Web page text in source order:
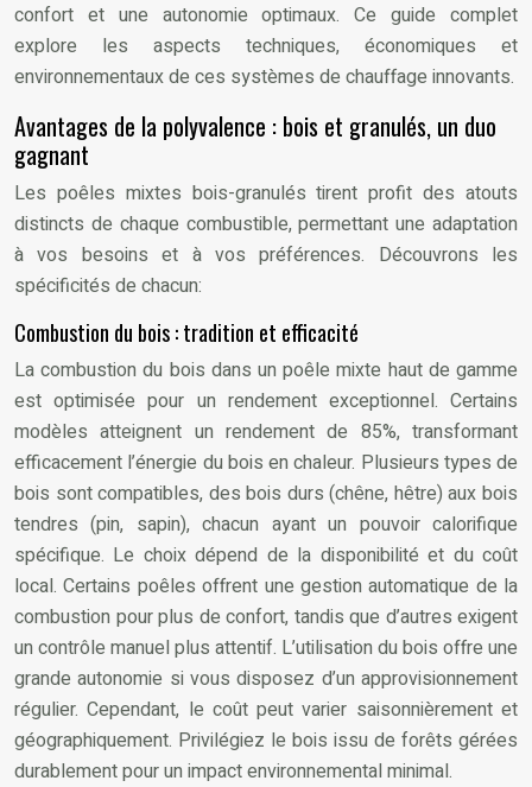
confort et une autonomie optimaux. Ce guide complet
explore les aspects techniques, économiques et
environnementaux de ces systèmes de chauffage innovants.
Avantages de la polyvalence : bois et granulés, un duo
gagnant
Les poêles mixtes bois-granulés tirent profit des atouts
distincts de chaque combustible, permettant une adaptation
à vos besoins et à vos préférences. Découvrons les
spécificités de chacun:
Combustion du bois : tradition et efficacité
La combustion du bois dans un poêle mixte haut de gamme
est optimisée pour un rendement exceptionnel. Certains
modèles atteignent un rendement de 85%, transformant
efficacement l’énergie du bois en chaleur. Plusieurs types de
bois sont compatibles, des bois durs (chêne, hêtre) aux bois
tendres (pin, sapin), chacun ayant un pouvoir calorifique
spécifique. Le choix dépend de la disponibilité et du coût
local. Certains poêles offrent une gestion automatique de la
combustion pour plus de confort, tandis que d’autres exigent
un contrôle manuel plus attentif. L’utilisation du bois offre une
grande autonomie si vous disposez d’un approvisionnement
régulier. Cependant, le coût peut varier saisonnièrement et
géographiquement. Privilégiez le bois issu de forêts gérées
durablement pour un impact environnemental minimal.